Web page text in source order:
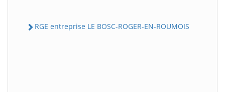
RGE entreprise LE BOSC-ROGER-EN-ROUMOIS